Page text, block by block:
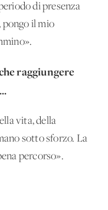
di presenza
pongo il mio
raggiungere
vita, della
sotto sforzo. La
percorso».